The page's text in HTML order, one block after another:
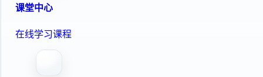
课堂中心
在线学习课程